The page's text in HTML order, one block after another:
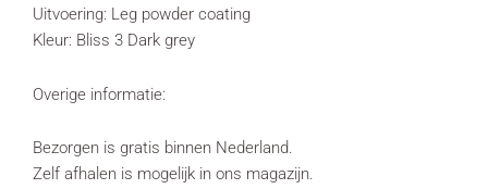
Uitvoering: Leg powder coating
Kleur: Bliss 3 Dark grey
Overige informatie:
Bezorgen is gratis binnen Nederland.
Zelf afhalen is mogelijk in ons magazijn.